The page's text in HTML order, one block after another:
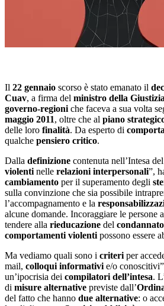
Il 22 gennaio scorso è stato emanato il
Cuav, a firma del ministro della Giustizia
governo-regioni che faceva a sua volta
maggio 2011, oltre che al piano
delle loro finalità. Da esperto di
qualche pensiero critico.
Dalla definizione contenuta nell’Intesa
violenti nelle relazioni interpersonali”,
cambiamento per il superamento degli
sulla convinzione che sia possibile
l’accompagnamento e la
alcune domande. Incoraggiare le persone
tendere alla rieducazione del condannato
comportamenti violenti possono essere
Ma vediamo quali sono i criteri per
mail, colloqui informativi e/o
un’ipocrisia dei compilatori dell’intesa.
di misure alternative previste dall’
del fatto che hanno due alternative: o